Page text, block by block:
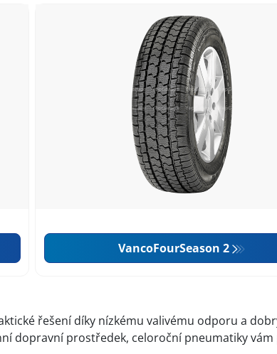
VancoFourSeason 2
řešení díky nízkému valivému odporu a
dopravní prostředek, celoroční pneumatiky